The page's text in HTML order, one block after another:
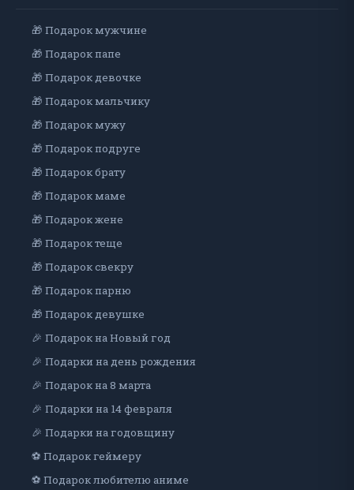
🎁 Подарок мужчине
🎁 Подарок папе
🎁 Подарок девочке
🎁 Подарок мальчику
🎁 Подарок мужу
🎁 Подарок подруге
🎁 Подарок брату
🎁 Подарок маме
🎁 Подарок жене
🎁 Подарок теще
🎁 Подарок свекру
🎁 Подарок парню
🎁 Подарок девушке
🎉 Подарок на Новый год
🎉 Подарки на день рождения
🎉 Подарок на 8 марта
🎉 Подарки на 14 февраля
🎉 Подарки на годовщину
⚽ Подарок геймеру
⚽ Подарок любителю аниме